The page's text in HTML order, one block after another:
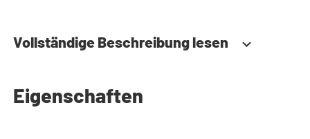
Breite verstellen. Die Tür ist so konstruiert, dass
sie sowohl links- als auch rechtsseitig
Sie Hilfe bei der Planung Ihres Schranks? Nutzen
Vollständige Beschreibung lesen
Eigenschaften